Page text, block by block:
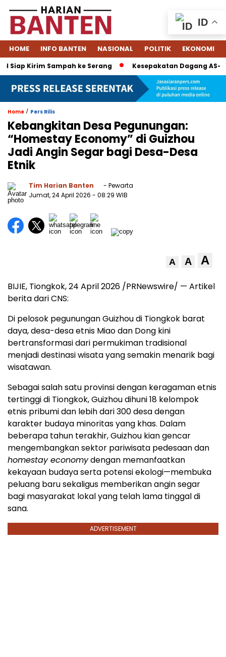
HOME INFO BANTEN NASIONAL POLITIK EKONOMI
Kirim Sampah ke Serang Kesepakatan Dagang
Home / Pers Rilis
Kebangkitan Desa Pegunungan:
“Homestay Economy” di Guizhou
Jadi Angin Segar bagi Desa-Desa
Etnik
Tim Harian Banten
- Pewarta
Jumat, 24 April 2026 - 08:29 WIB
A A A
BIJIE, Tiongkok, 24 April 2026 /PRNewswire/ — Artikel
berita dari CNS:
Di pelosok pegunungan Guizhou di Tiongkok barat
daya, desa-desa etnis Miao dan Dong kini
bertransformasi dari permukiman tradisional
menjadi destinasi wisata yang semakin menarik bagi
wisatawan.
Sebagai salah satu provinsi dengan keragaman etnis
tertinggi di Tiongkok, Guizhou dihuni 18 kelompok
etnis pribumi dan lebih dari 300 desa dengan
karakter budaya minoritas yang khas. Dalam
beberapa tahun terakhir, Guizhou kian gencar
mengembangkan sektor pariwisata pedesaan dan
homestay economydengan memanfaatkan
kekayaan budaya serta potensi ekologi—membuka
peluang baru sekaligus memberikan angin segar
bagi masyarakat lokal yang telah lama tinggal di
sana.
ADVERTISEMENT
ID